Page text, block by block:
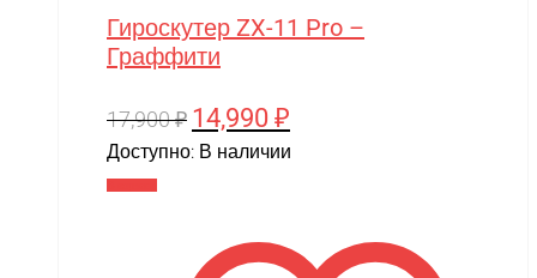
Гироскутер ZX-11 Pro –
Граффити
17,900₽ Первоначальная
цена
14,990 ₽
цена:
Доступно: В наличии